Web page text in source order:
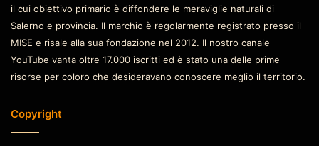
il cui obiettivo primario è diffondere le meraviglie naturali di
Salerno e provincia. Il marchio è regolarmente registrato presso il
MISE e risale alla sua fondazione nel 2012. Il nostro canale
YouTube vanta oltre 17.000 iscritti ed è stato una delle prime
risorse per coloro che desideravano conoscere meglio il territorio.
Copyright